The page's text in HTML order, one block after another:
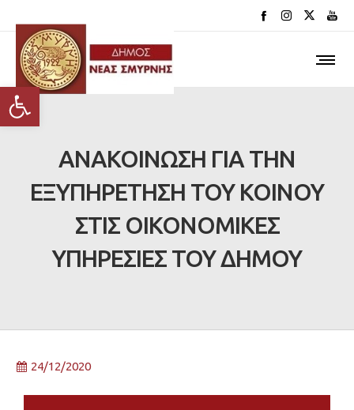
Ανοίξτε τη γραμμή εργαλείων
ANAKOΙΝΩΣΗ ΓΙΑ ΤΗΝ
ΕΞΥΠΗΡΕΤΗΣΗ ΤΟΥ ΚΟΙΝΟΥ
ΣΤΙΣ ΟΙΚΟΝΟΜΙΚΕΣ
ΥΠΗΡΕΣΙΕΣ ΤΟΥ ΔΗΜΟΥ
24/12/2020